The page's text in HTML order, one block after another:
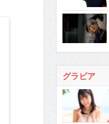
グラビア